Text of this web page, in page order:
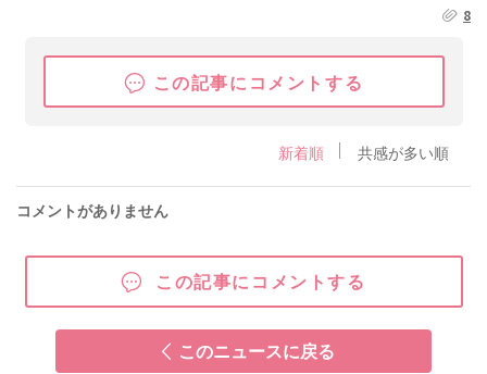
8
この記事にコメントする
新着順 共感が多い順
コメントがありません
この記事にコメントする
このニュースに戻る